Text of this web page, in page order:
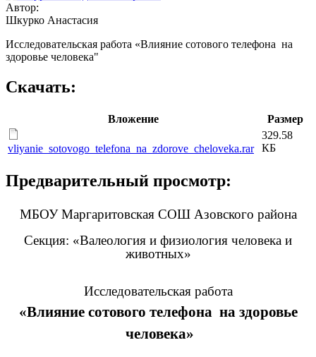
Автор:
Шкурко Анастасия
Исследовательская работа «Влияние сотового телефона на
здоровье человека"
Скачать:
Вложение Размер
vliyanie_sotovogo_telefona_na_zdorove_cheloveka.rar
329.58
КБ
Предварительный просмотр:
МБОУ Маргаритовская СОШ Азовского района
Секция: «Валеология и физиология человека и
животных»
Исследовательская работа
«Влияние сотового телефона на здоровье
человека»